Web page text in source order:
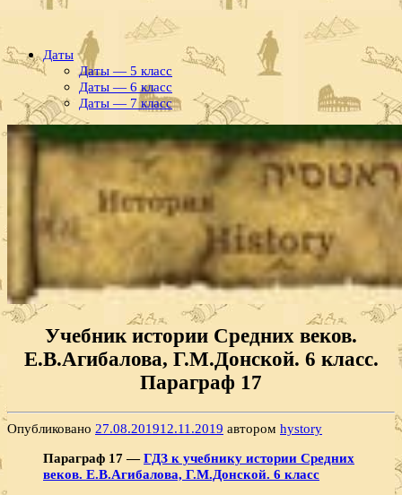
Даты
Даты — 5 класс
Даты — 6 класс
Даты — 7 класс
Учебник истории Средних веков.
Е.В.Агибалова, Г.М.Донской. 6 класс.
Параграф 17
Опубликовано 27.08.201912.11.2019 автором hystory
Параграф 17 —ГДЗ к учебнику истории Средних
веков. Е.В.Агибалова, Г.М.Донской. 6 класс